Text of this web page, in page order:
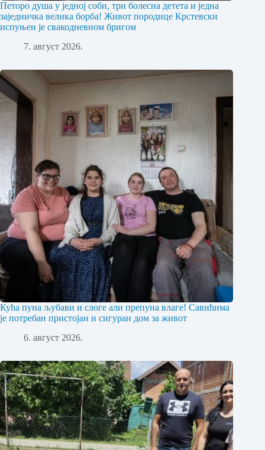
Петоро душа у једној соби, три болесна детета и једна
заједничка велика борба! Живот породице Крстевски
испуњен је свакодневном бригом
7. август 2026.
Кућа пуна љубави и слоге али препуна влаге! Савићима
је потребан пристојан и сигуран дом за живот
6. август 2026.